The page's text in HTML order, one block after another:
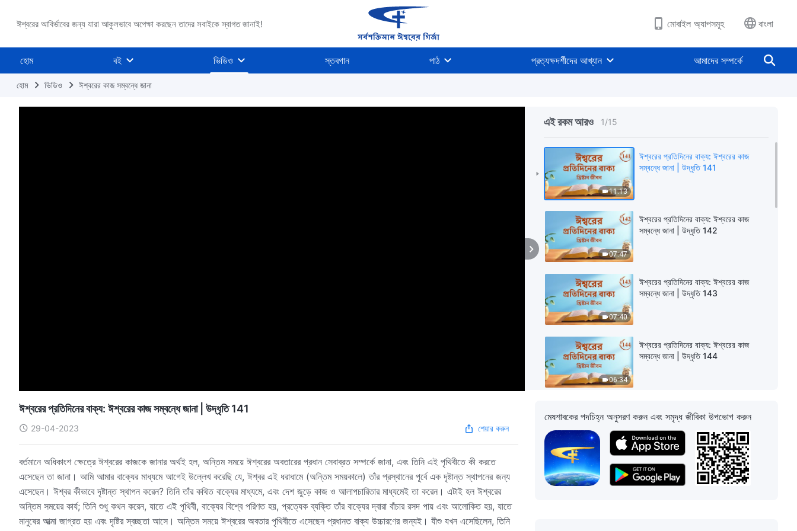
ঈশ্বরের আবির্ভাবের জন্য যারা আকুলভাবে অপেক্ষা করছেন তাদের সবাইকে স্বাগত জানাই! মোবাইল অ্যাপসমূহ বাংলা
হোম বই ভিডিও স্তবগান পাঠ প্রত্যক্ষদর্শীদের আখ্যান আমাদের সম্পর্কে
হোম ভিডিও ঈশ্বরের কাজ সম্বন্ধে জানা
এই রকম আরও 1/15
11:13
ঈশ্বরের প্রতিদিনের বাক্য: ঈশ্বরের কাজ
সম্বন্ধে জানা | উদ্ধৃতি 141
07:47
ঈশ্বরের প্রতিদিনের বাক্য: ঈশ্বরের কাজ
সম্বন্ধে জানা | উদ্ধৃতি 142
07:40
ঈশ্বরের প্রতিদিনের বাক্য: ঈশ্বরের কাজ
সম্বন্ধে জানা | উদ্ধৃতি 143
06:34
ঈশ্বরের প্রতিদিনের বাক্য: ঈশ্বরের কাজ
সম্বন্ধে জানা | উদ্ধৃতি 144
07:09
সম্বন্ধে জানা | উদ্ধৃতি 171
ঈশ্বরের প্রতিদিনের বাক্য: ঈশ্বরের কাজ
সম্বন্ধে জানা | উদ্ধৃতি 188
ঈশ্বরের প্রতিদিনের বাক্য: ঈশ্বরের কাজ সম্বন্ধে জানা | উদ্ধৃতি 141
29-04-2023 শেয়ার করুন
বর্তমানে অধিকাংশ ক্ষেত্রে ঈশ্বরের কাজকে জানার অর্থই হল, অন্তিম সময়ে ঈশ্বরের অবতারের প্রধান সেবাব্রত সম্পর্কে জানা, এবং তিনি এই পৃথিবীতে কী করতে
এসেছেন তা জানা। আমি আমার বাক্যের মাধ্যমে আগেই উল্লেখ করেছি যে, ঈশ্বর এই ধরাধামে (অন্তিম সময়কালে) তাঁর প্রস্থানের পূর্বে এক দৃষ্টান্ত স্থাপনের জন্য
এসেছেন। ঈশ্বর কীভাবে দৃষ্টান্ত স্থাপন করেন? তিনি তাঁর কথিত বাক্যের মাধ্যমে, এবং দেশ জুড়ে কাজ ও আলাপচারিতার মাধ্যমেই তা করেন। এটাই হল ঈশ্বরের
অন্তিম সময়ের কার্য; তিনি শুধু কথন করেন, যাতে এই পৃথিবী, বাক্যের বিশ্বে পরিণত হয়, প্রত্যেক ব্যক্তি তাঁর বাক্যের দ্বারা বাঁচার রসদ পায় এবং আলোকিত হয়, যাতে
মানুষের আত্মা জাগ্রত হয় এবং দৃষ্টির স্বচ্ছতা আসে। অন্তিম সময়ে ঈশ্বরের অবতার পৃথিবীতে এসেছেন প্রধানত বাক্য উচ্চারণের জন্যই। যীশু যখন এসেছিলেন, তিনি
মেষশাবকের পদচিহ্ন অনুসরণ করুন এবং সমৃদ্ধ জীবিকা উপভোগ করুন